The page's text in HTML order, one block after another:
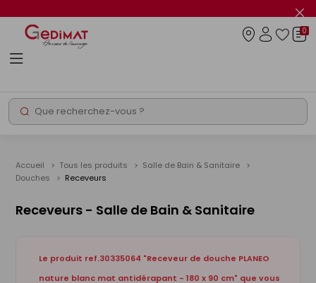
le
info
Rechercher
0
Accueil Tous les produits
Salle de Bain & Sanitaire
Douches
Receveurs
Receveurs - Salle de Bain & Sanitaire
Le produit ref.30335064 "Receveur de douche PLANEO
nature blanc mat antidérapant - 180 x 90 cm" que vous